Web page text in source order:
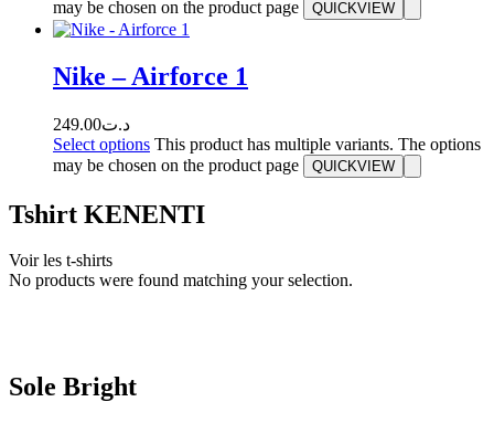
may be chosen on the product page
QUICKVIEW
Nike – Airforce 1
د.ت249.00
Select options This product has multiple variants. The options
may be chosen on the product page
QUICKVIEW
Tshirt KENENTI
Voir les t-shirts
No products were found matching your selection.
Sole Bright